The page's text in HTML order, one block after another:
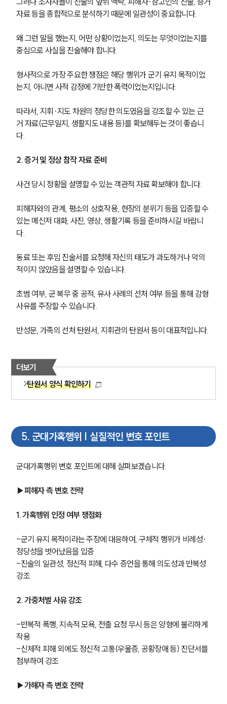
군전문변호사
소식/자료
언론보도
공지사항
법률서식
뉴스레터/브로슈어
세미나
대륜법률상담예약
대륜법률상담예약
자료 등을 종합적으로 분석하기 때문에 일관성이 중요합니다.
왜 그런 말을 했는지, 어떤 상황이었는지, 의도는 무엇이었는지를
중심으로 사실을 진술해야 합니다.
형사적으로 가장 주요한 쟁점은 해당 행위가 군기 유지 목적이었
는지, 아니면 사적 감정에 기반한 폭력이었는지입니다.
따라서, 지휘·지도 차원의 정당한 의도였음을 강조할 수 있는 근
거 자료(근무일지, 생활지도 내용 등)를 확보해두는 것이 좋습니
다.
2. 증거 및 정상 참작 자료 준비
사건 당시 정황을 설명할 수 있는 객관적 자료 확보해야 합니다.
피해자와의 관계, 평소의 상호작용, 현장의 분위기 등을 입증할 수
있는 메신저 대화, 사진, 영상, 생활기록 등을 준비하시길 바랍니
다.
동료 또는 후임 진술서를 요청해 자신의 태도가 과도하거나 악의
적이지 않았음을 설명할 수 있습니다.
초범 여부, 군 복무 중 공적, 유사 사례의 선처 여부 등을 통해 감형
사유를 주장할 수 있습니다.
반성문, 가족의 선처 탄원서, 지휘관의 탄원서 등이 대표적입니다.
더보기
탄원서 양식 확인하기
5. 군대가혹행위 | 실질적인 변호 포인트
군대가혹행위 변호 포인트에 대해 살펴보겠습니다.
▶피해자 측 변호 전략
1. 가혹행위 인정 여부 쟁점화
-군기 유지 목적이라는 주장에 대응하여, 구체적 행위가 비례성·
정당성을 벗어났음을 입증
-진술의 일관성, 정신적 피해, 다수 증언을 통해 의도성과 반복성
강조
2. 가중처벌 사유 강조
-반복적 폭행, 지속적 모욕, 전출 요청 무시 등은 양형에 불리하게
작용
-신체적 피해 외에도 정신적 고통(우울증, 공황장애 등) 진단서를
첨부하여 강조
▶가해자 측 변호 전략